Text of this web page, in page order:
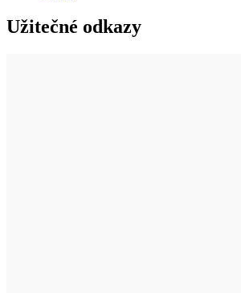
Užitečné odkazy